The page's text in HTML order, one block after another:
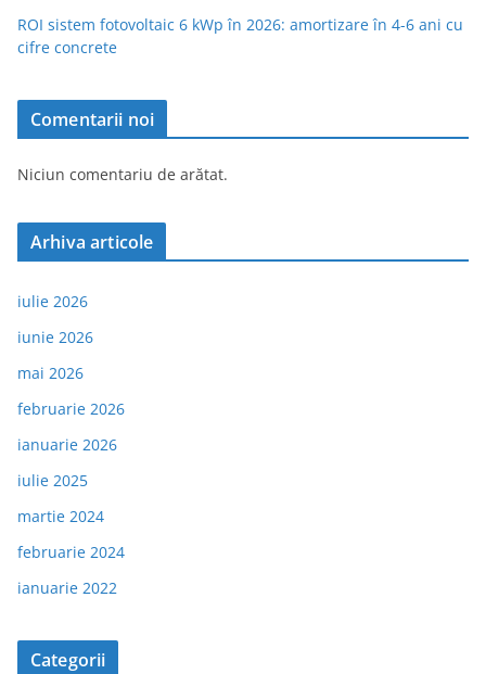
ROI sistem fotovoltaic 6 kWp în 2026: amortizare în 4-6 ani cu
cifre concrete
Comentarii noi
Niciun comentariu de arătat.
Arhiva articole
iulie 2026
iunie 2026
mai 2026
februarie 2026
ianuarie 2026
iulie 2025
martie 2024
februarie 2024
ianuarie 2022
Categorii